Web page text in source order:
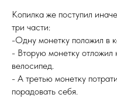
Копилка же поступил
три части:
-Одну монетку положил в
- Вторую монетку
велосипед.
- А третью монетку
порадовать себя.